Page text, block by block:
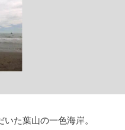
た葉山の一色海岸。